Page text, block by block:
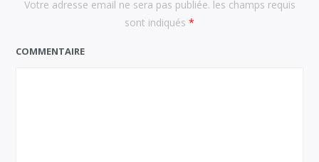
Votre adresse email ne sera pas publiée. les champs requis
sont indiqués *
COMMENTAIRE